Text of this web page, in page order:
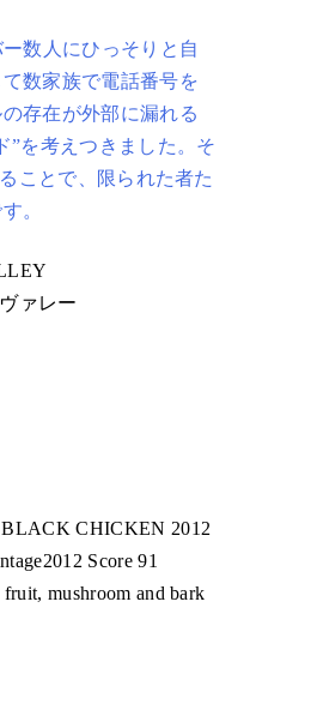
数人にひっそりと自
数家族で電話番号を
存在が外部に漏れる
”を考えつきました。そ
ことで、限られた者た
。
ァレー
CHICKEN 2012
Score 91
mushroom and bark